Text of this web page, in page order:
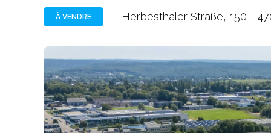
À VENDRE Herbesthaler Straße, 150 -
Photo
de